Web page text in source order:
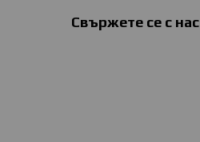
Свържете се с нас